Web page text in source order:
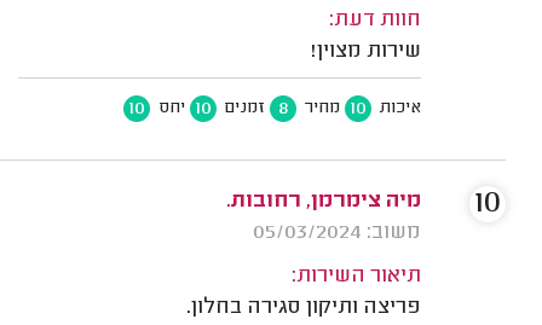
חוות דעת:
שירות מצוין!
איכות 10 מחיר 8 זמנים 10 יחס 10
מיה צימרמן, רחובות.
משוב: 05/03/2024
תיאור השירות:
פריצה ותיקון סגירה בחלון.
10